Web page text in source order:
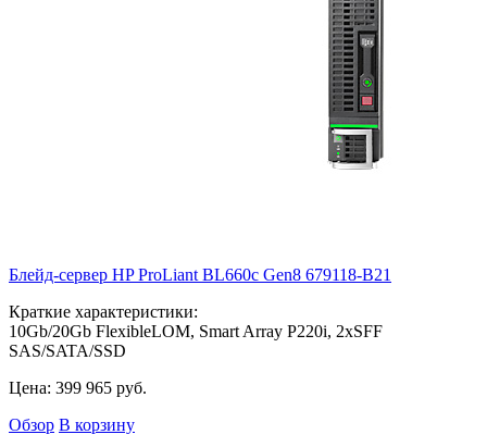
Блейд-сервер HP ProLiant BL660c Gen8 679118-B21
Краткие характеристики:
10Gb/20Gb FlexibleLOM, Smart Array P220i, 2xSFF
SAS/SATA/SSD
Цена: 399 965 руб.
Обзор В корзину